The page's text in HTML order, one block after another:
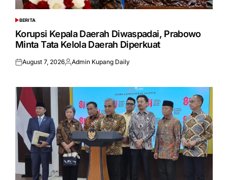
POSTED
IN
BERITA
Korupsi Kepala Daerah Diwaspadai, Prabowo
Minta Tata Kelola Daerah Diperkuat
Posted
August 7, 2026Posted
Admin Kupang Daily